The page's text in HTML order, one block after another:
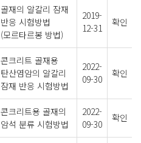
골재의 알칼리 잠재
반응 시험방법
(모르타르봉 방법)
2019-
12-31
확인
콘크리트 골재용
탄산염암의 알칼리
잠재 반응 시험방법
2022-
09-30
확인
콘크리트용 골재의
암석 분류 시험방법
2022-
09-30
확인